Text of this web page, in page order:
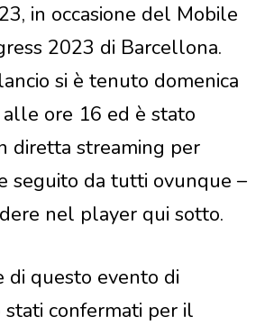
in occasione del Mobile
2023 di Barcellona.
si è tenuto domenica
ore 16 ed è stato
diretta streaming per
seguito da tutti ovunque –
nel player qui sotto.
di questo evento di
stati confermati per il